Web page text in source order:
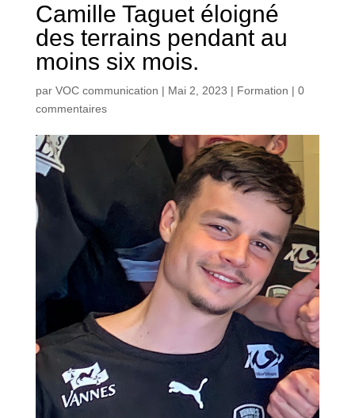
Camille Taguet éloigné
des terrains pendant au
moins six mois.
par VOC communication | Mai 2, 2023 | Formation | 0
commentaires